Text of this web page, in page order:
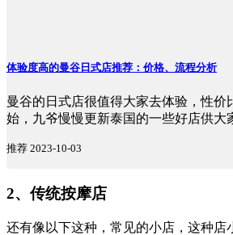
体验度高的曼谷日式店推荐：价格、流程分析
曼谷的日式店很值得大家去体验，性价
始，九爷慢慢更新泰国的一些好店供大
推荐 2023-10-03
2、传统按摩店
还有像以下这种，常见的小店，这种店